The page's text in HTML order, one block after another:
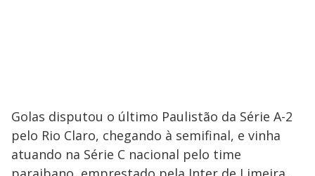
Golas disputou o último Paulistão da Série A-2
pelo Rio Claro, chegando à semifinal, e vinha
atuando na Série C nacional pelo time